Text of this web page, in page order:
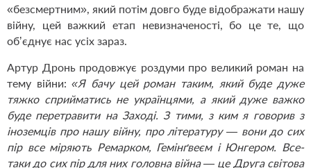
«безсмертним», який потім довго буде відображати нашу
війну, цей важкий етап невизначеності, бо це те, що
обʼєднує нас усіх зараз.
Артур Дронь продовжує роздуми про великий роман на
тему війни:«Я бачу цей роман таким, який буде дуже
тяжко сприйматись не українцями, а який дуже важко
буде перетравити на Заході. З тими, з ким я говорив з
іноземців про нашу війну, про літературу — вони до сих
пір все міряють Ремарком, Гемінґвеєм і Юнгером. Все-
таки до сих пір для них головна війна — це Друга світова